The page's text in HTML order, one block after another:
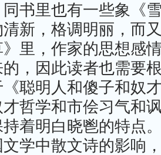
书里也有一些象《
新，格调明丽，而
里，作家的思想感
，因此读者也需要
聪明人和傻子和奴
哲学和市侩习气和
着明白晓鬯的特点
学中散文诗的影响